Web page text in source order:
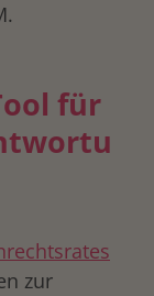
für
zur